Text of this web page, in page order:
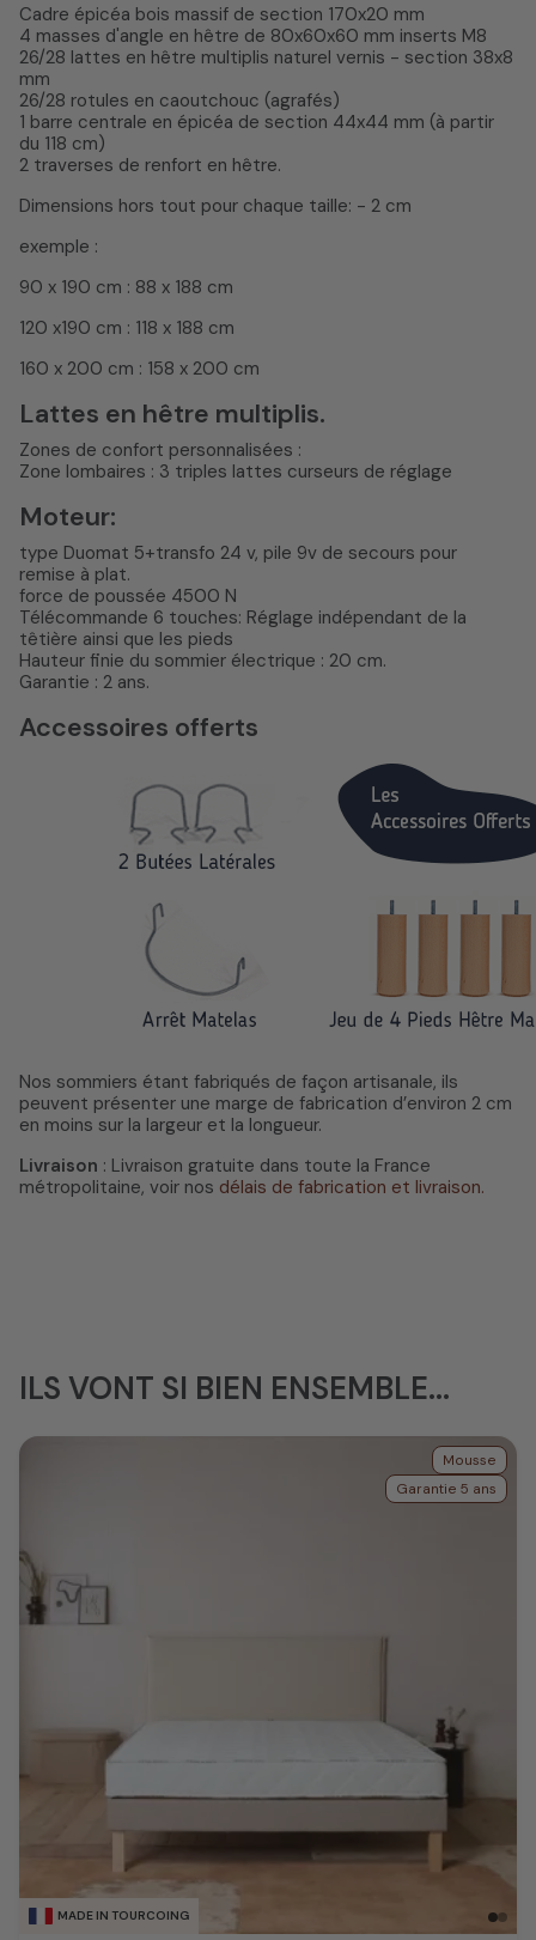
Cadre épicéa bois massif de section 170x20 mm
4 masses d'angle en hêtre de 80x60x60 mm inserts M8
26/28 lattes en hêtre multiplis naturel vernis - section 38x8
mm
26/28 rotules en caoutchouc (agrafés)
1 barre centrale en épicéa de section 44x44 mm (à partir
du 118 cm)
2 traverses de renfort en hêtre.
Dimensions hors tout pour chaque taille: - 2 cm
exemple :
90 x 190 cm : 88 x 188 cm
120 x190 cm : 118 x 188 cm
160 x 200 cm : 158 x 200 cm
Lattes en hêtre multiplis.
Zones de confort personnalisées :
Zone lombaires : 3 triples lattes curseurs de réglage
Moteur:
type Duomat 5+transfo 24 v, pile 9v de secours pour
remise à plat.
force de poussée 4500 N
Télécommande 6 touches: Réglage indépendant de la
têtière ainsi que les pieds
Hauteur finie du sommier électrique : 20 cm.
Garantie : 2 ans.
Accessoires offerts
Nos sommiers étant fabriqués de façon artisanale, ils
peuvent présenter une marge de fabrication d’environ 2 cm
en moins sur la largeur et la longueur.
Livraison : Livraison gratuite dans toute la France
métropolitaine, voir nos délais de fabrication et livraison.
ILS VONT SI BIEN ENSEMBLE...
MADE IN TOURCOING
Mousse
Garantie 5 ans